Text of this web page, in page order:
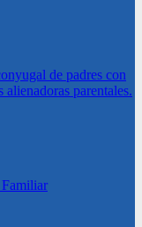
de padres con
alienadoras parentales.